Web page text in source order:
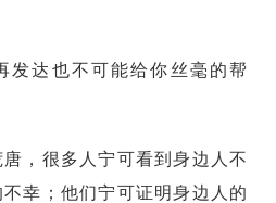
发达也不可能给你丝毫的帮
，很多人宁可看到身边人不
幸；他们宁可证明身边人的